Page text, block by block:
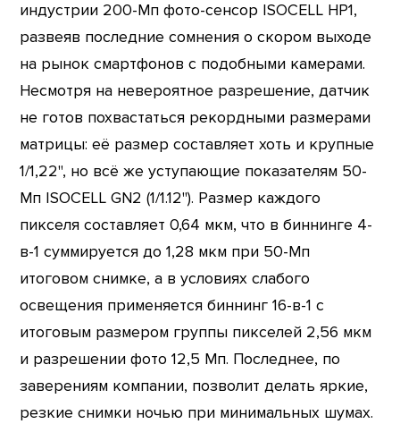
индустрии 200-Мп фото-сенсор ISOCELL HP1,
развеяв последние сомнения о скором выходе
на рынок смартфонов с подобными камерами.
Несмотря на невероятное разрешение, датчик
не готов похвастаться рекордными размерами
матрицы: её размер составляет хоть и крупные
1/1,22", но всё же уступающие показателям 50-
Мп ISOCELL GN2 (1/1.12"). Размер каждого
пикселя составляет 0,64 мкм, что в биннинге 4-
в-1 суммируется до 1,28 мкм при 50-Мп
итоговом снимке, а в условиях слабого
освещения применяется биннинг 16-в-1 с
итоговым размером группы пикселей 2,56 мкм
и разрешении фото 12,5 Мп. Последнее, по
заверениям компании, позволит делать яркие,
резкие снимки ночью при минимальных шумах.